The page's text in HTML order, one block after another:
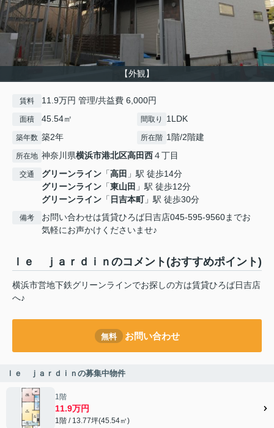
【外観】
賃料 11.9万円 管理/共益費 6,000円
面積 45.54㎡ 間取り 1LDK
築年数 築2年 所在階 1階/2階建
所在地 神奈川県横浜市港北区高田西４丁目
交通 グリーンライン 「高田 」駅 徒歩14分
グリーンライン 「東山田 」駅 徒歩12分
グリーンライン 「 日吉本町」駅 徒歩30分
備考
お問い合わせは賃貸ひろば日吉店045-595-9560までお
気軽にお声かけくださいませ♪
ｌｅ ｊａｒｄｉｎのコメント(おすすめポイント)
横浜市営地下鉄グリーンラインでお探しの方は賃貸ひろば日吉店
へ♪
無料 お問い合わせ
ｌｅ ｊａｒｄｉｎの募集中物件
1階
11.9万円
1階 / 13.77坪(45.54㎡)